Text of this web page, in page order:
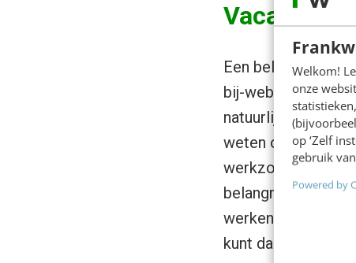
Welkom!
onze
op ‘Zelf
gebruik
Powered by
Vacatures
Een belangrijk
bij-website of
natuurlijk bij een
weten of hij zich
werkzoekende er
belangrijk aspect
werken-bij vertelt
kunt daarbij een rol